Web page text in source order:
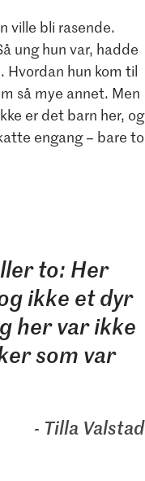
ville bli rasende.
ung hun var, hadde
hun kom til
så mye annet. Men
er det barn her, og
engang – bare to
to: Her
ikke et dyr
her var ikke
som var
Tilla Valstad